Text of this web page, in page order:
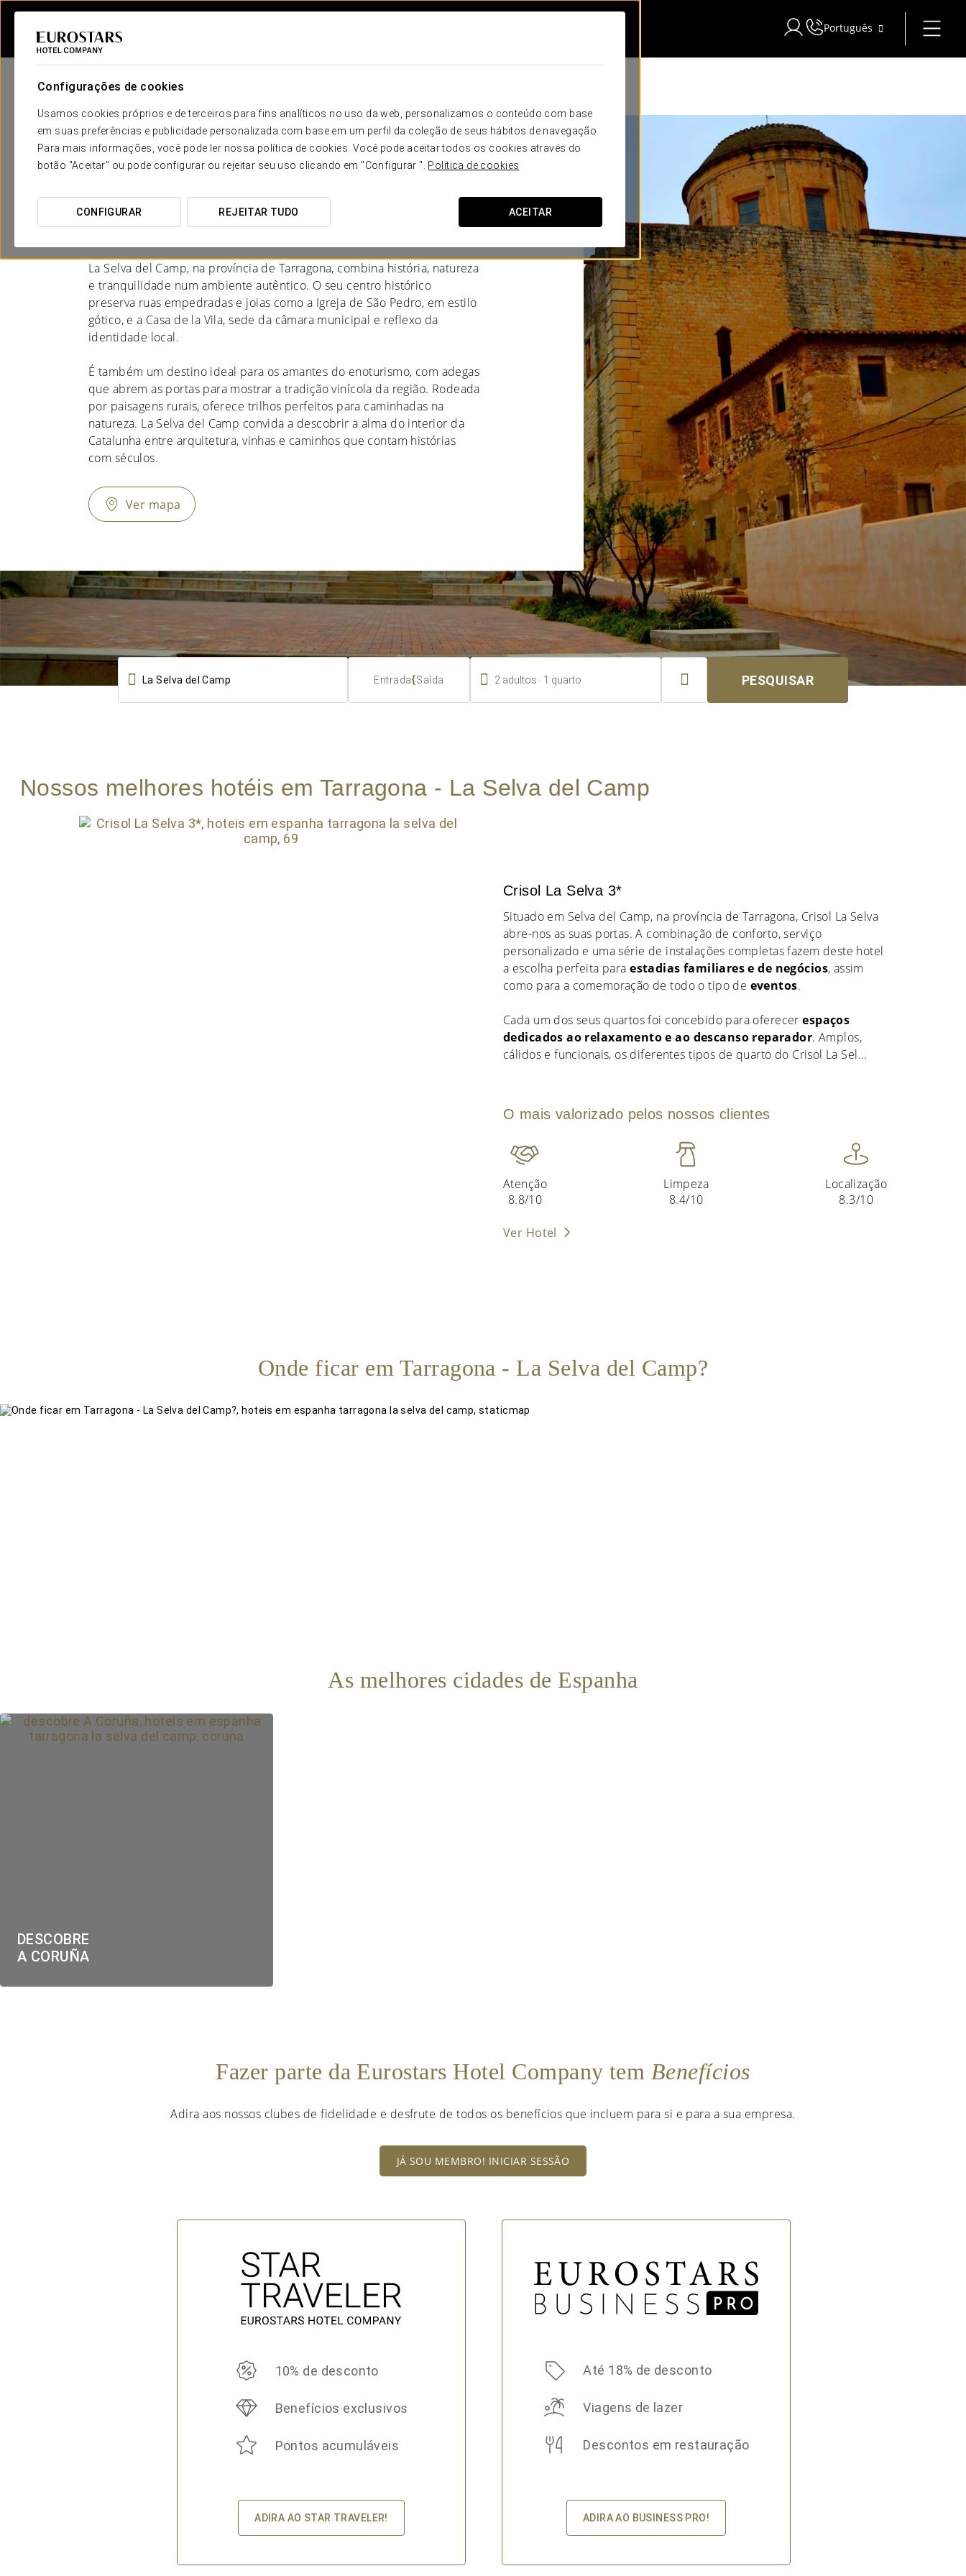
Configurações de cookies
Usamos cookies próprios e de terceiros para fins analíticos no uso da web, personalizamos o conteúdo com base
em suas preferências e publicidade personalizada com base em um perfil da coleção de seus hábitos de navegação.
Para mais informações, você pode ler nossa política de cookies. Você pode aceitar todos os cookies através do
botão "Aceitar" ou pode configurar ou rejeitar seu uso clicando em "Configurar ". Política de cookies
CONFIGURAR REJEITAR TUDO ACEITAR
Iniciar sessão no Star Traveler ou
Português
Hotéis em Tarragona - La Selva del
Camp
UM PASSEIO ENTRE VINHEDOS
La Selva del Camp, na província de Tarragona, combina história, natureza
e tranquilidade num ambiente autêntico. O seu centro histórico
preserva ruas empedradas e joias como a Igreja de São Pedro, em estilo
gótico, e a Casa de la Vila, sede da câmara municipal e reflexo da
identidade local.
É também um destino ideal para os amantes do enoturismo, com adegas
que abrem as portas para mostrar a tradição vinícola da região. Rodeada
por paisagens rurais, oferece trilhos perfeitos para caminhadas na
natureza. La Selva del Camp convida a descobrir a alma do interior da
Catalunha entre arquitetura, vinhas e caminhos que contam histórias
com séculos.
Ver mapa
 Entrada{Saída  2 adultos 1 quarto  PESQUISAR
Nossos melhores hotéis em Tarragona - La Selva del Camp
Crisol La Selva 3*
Situado em Selva del Camp, na província de Tarragona, Crisol La Selva
abre-nos as suas portas. A combinação de conforto, serviço
personalizado e uma série de instalações completas fazem deste hotel
a escolha perfeita paraestadias familiares e de negócios, assim
como para a comemoração de todo o tipo de eventos.
Cada um dos seus quartos foi concebido para oferecerespaços
dedicados ao relaxamento e ao descanso reparador. Amplos,
cálidos e funcionais, os diferentes tipos de quarto do Crisol La Sel...
O mais valorizado pelos nossos clientes
Atenção
8.8/10
Limpeza
8.4/10
Localização
8.3/10
Ver Hotel
Onde ficar em Tarragona - La Selva del Camp?
As melhores cidades de Espanha
DESCOBRE
A CORUÑA
Fazer parte da Eurostars Hotel Company tem Benefícios
Adira aos nossos clubes de fidelidade e desfrute de todos os benefícios que incluem para si e para a sua empresa.
JÁ SOU MEMBRO! INICIAR SESSÃO
10% de desconto
Benefícios exclusivos
Pontos acumuláveis
ADIRA AO STAR TRAVELER!
Até 18% de desconto
Viagens de lazer
Descontos em restauração
ADIRA AO BUSINESS PRO!